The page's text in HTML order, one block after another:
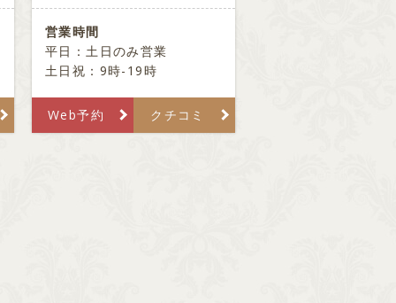
営業時間
平日：土日のみ営業
土日祝：9時-19時
Web予約 クチコミ